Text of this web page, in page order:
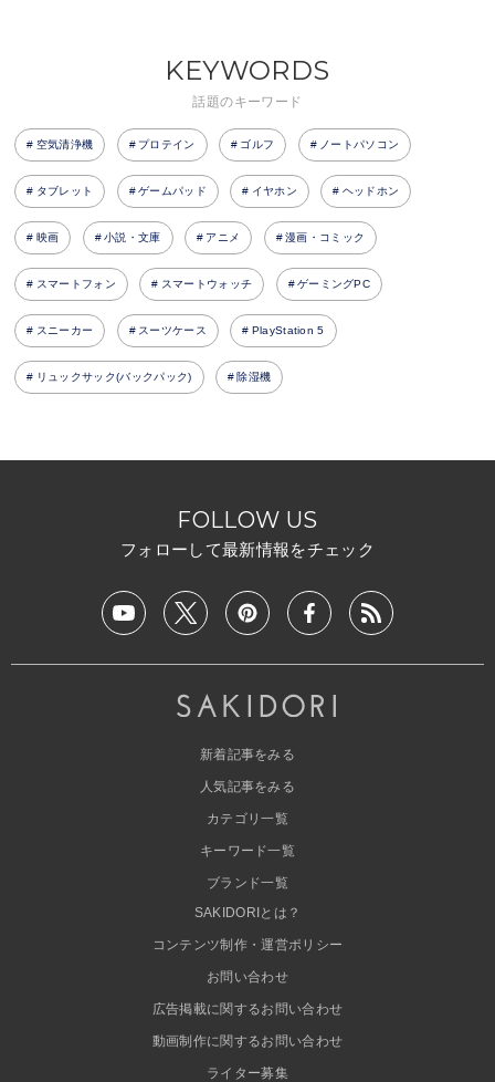
KEYWORDS
話題のキーワード
空気清浄機 プロテイン ゴルフ ノートパソコン
タブレット ゲームパッド イヤホン ヘッドホン
映画 小説・文庫 アニメ 漫画・コミック
スマートフォン スマートウォッチ ゲーミングPC
スニーカー スーツケース PlayStation 5
リュックサック(バックパック) 除湿機
FOLLOW US
フォローして最新情報をチェック
新着記事をみる
人気記事をみる
カテゴリ一覧
キーワード一覧
ブランド一覧
SAKIDORIとは？
コンテンツ制作・運営ポリシー
お問い合わせ
広告掲載に関するお問い合わせ
動画制作に関するお問い合わせ
ライター募集